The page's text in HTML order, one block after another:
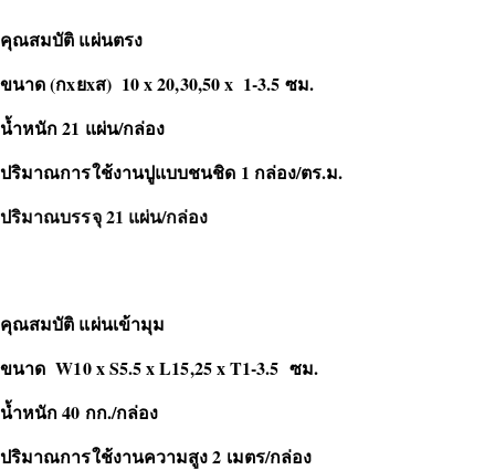
คุณสมบัติ แผ่นตรง
ขนาด (กxยxส) 10 x 20,30,50 x 1-3.5 ซม.
น้ำหนัก 21 แผ่น/กล่อง
ปริมาณการใช้งานปูแบบชนชิด 1 กล่อง/ตร.ม.
ปริมาณบรรจุ 21 แผ่น/กล่อง
คุณสมบัติ แผ่นเข้ามุม
ขนาด W10 x S5.5 x L15,25 x T1-3.5 ซม.
น้ำหนัก 40 กก./กล่อง
ปริมาณการใช้งานความสูง 2 เมตร/กล่อง